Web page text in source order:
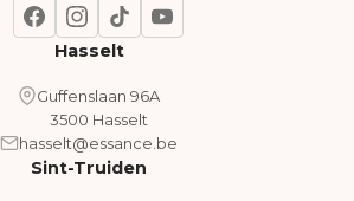
Hasselt
Guffenslaan 96A
3500 Hasselt
hasselt@essance.be
Sint-Truiden